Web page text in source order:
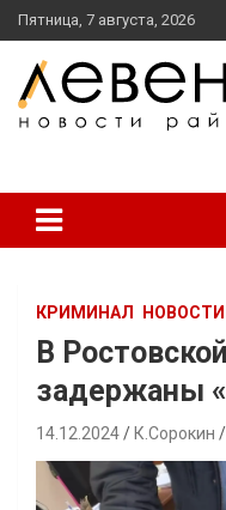
перейти
к
содержанию
Пятница, 7 августа, 2026
КРИМИНАЛ НОВОСТИ
В
задержаны
14.12.2024 К.Сорокин